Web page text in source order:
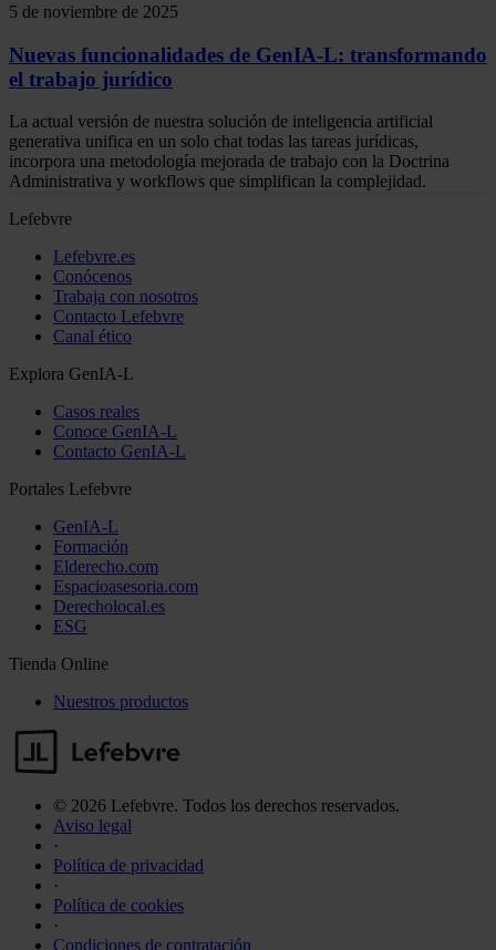
5 de noviembre de 2025
Nuevas funcionalidades de GenIA-L: transformando
el trabajo jurídico
La actual versión de nuestra solución de inteligencia artificial
generativa unifica en un solo chat todas las tareas jurídicas,
incorpora una metodología mejorada de trabajo con la Doctrina
Administrativa y workflows que simplifican la complejidad.
Lefebvre
Lefebvre.es
Conócenos
Trabaja con nosotros
Contacto Lefebvre
Canal ético
Explora GenIA-L
Casos reales
Conoce GenIA-L
Contacto GenIA-L
Portales Lefebvre
GenIA-L
Formación
Elderecho.com
Espacioasesoria.com
Derecholocal.es
ESG
Tienda Online
Nuestros productos
© 2026 Lefebvre. Todos los derechos reservados.
Aviso legal
·
Política de privacidad
·
Política de cookies
·
Condiciones de contratación